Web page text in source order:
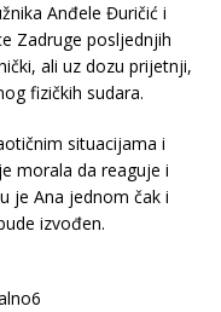
Anđele Đuričić i
Zadruge posljednjih
ali uz dozu prijetnji,
fizičkih sudara.
situacijama i
morala da reaguje i
je Ana jednom čak i
izvođen.